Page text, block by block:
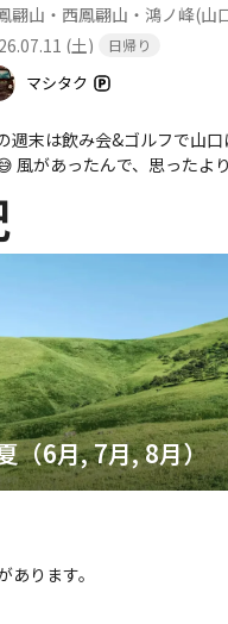
翩山・西鳳翩山・鴻ノ峰(山
(土)
日帰り
マシタク
週末は飲み会&ゴルフで山
風があったんで、思ったよ
（6月, 7月, 8月）
ります。